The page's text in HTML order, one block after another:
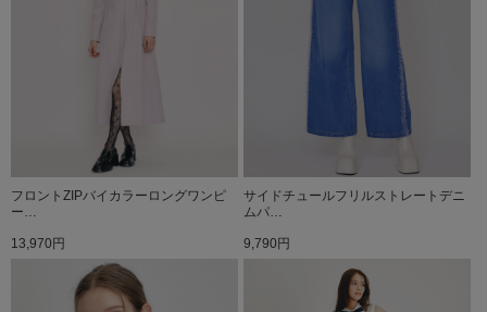
フロントZIPバイカラーロングワンピ
ー…
13,970円
サイドチュールフリルストレートデニ
ムパ…
9,790円